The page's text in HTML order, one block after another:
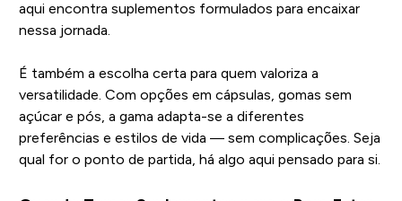
aqui encontra suplementos formulados para encaixar
nessa jornada.
É também a escolha certa para quem valoriza a
versatilidade. Com opções em cápsulas, gomas sem
açúcar e pós, a gama adapta-se a diferentes
preferências e estilos de vida — sem complicações. Seja
qual for o ponto de partida, há algo aqui pensado para si.